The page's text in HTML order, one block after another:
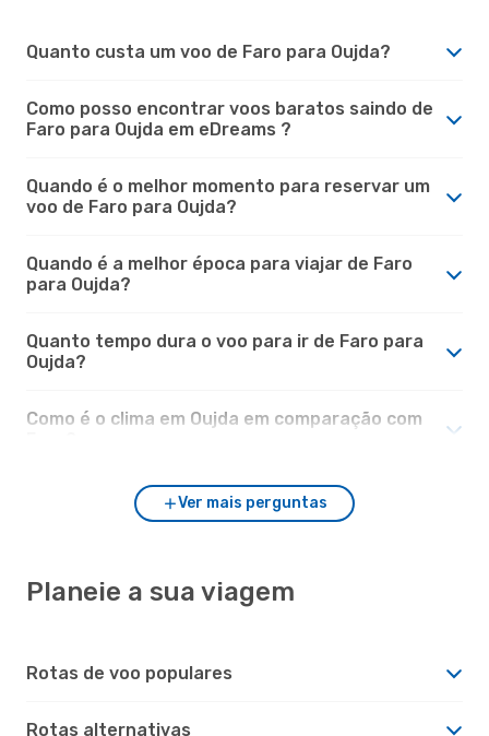
Quanto custa um voo de Faro para Oujda?
Como posso encontrar voos baratos saindo de
Faro para Oujda em eDreams ?
Quando é o melhor momento para reservar um
voo de Faro para Oujda?
Quando é a melhor época para viajar de Faro
para Oujda?
Quanto tempo dura o voo para ir de Faro para
Oujda?
Como é o clima em Oujda em comparação com
Ver mais perguntas
Planeie a sua viagem
Rotas de voo populares
Rotas alternativas